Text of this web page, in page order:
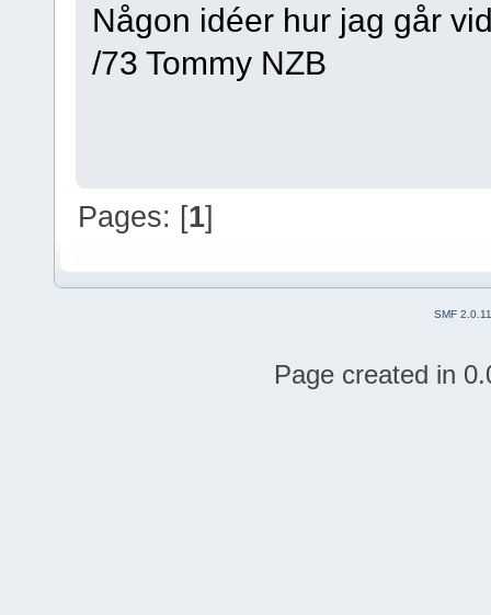
Någon idéer hur jag går
/73 Tommy NZB
Pages: [1]
SMF 2.0.11
Page created in